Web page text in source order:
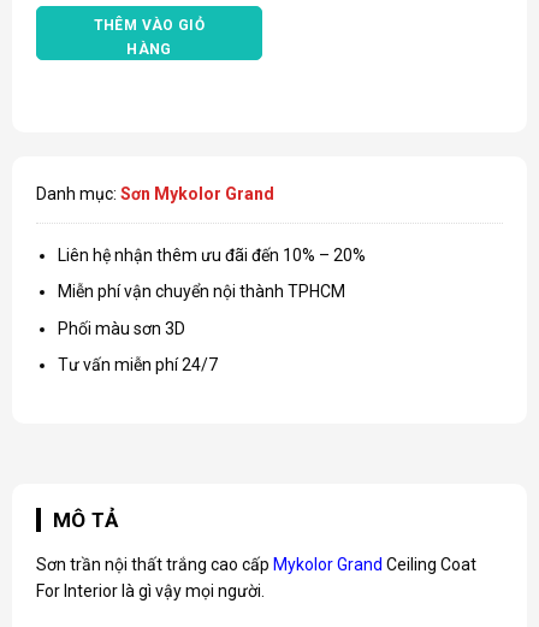
2.420.000₫.
THÊM VÀO GIỎ
HÀNG
Danh mục: Sơn Mykolor Grand
Liên hệ nhận thêm ưu đãi đến 10% – 20%
Miễn phí vận chuyển nội thành TPHCM
Phối màu sơn 3D
Tư vấn miễn phí 24/7
MÔ TẢ
Sơn trần nội thất trắng cao cấp Mykolor Grand Ceiling Coat
For Interior là gì vậy mọi người.